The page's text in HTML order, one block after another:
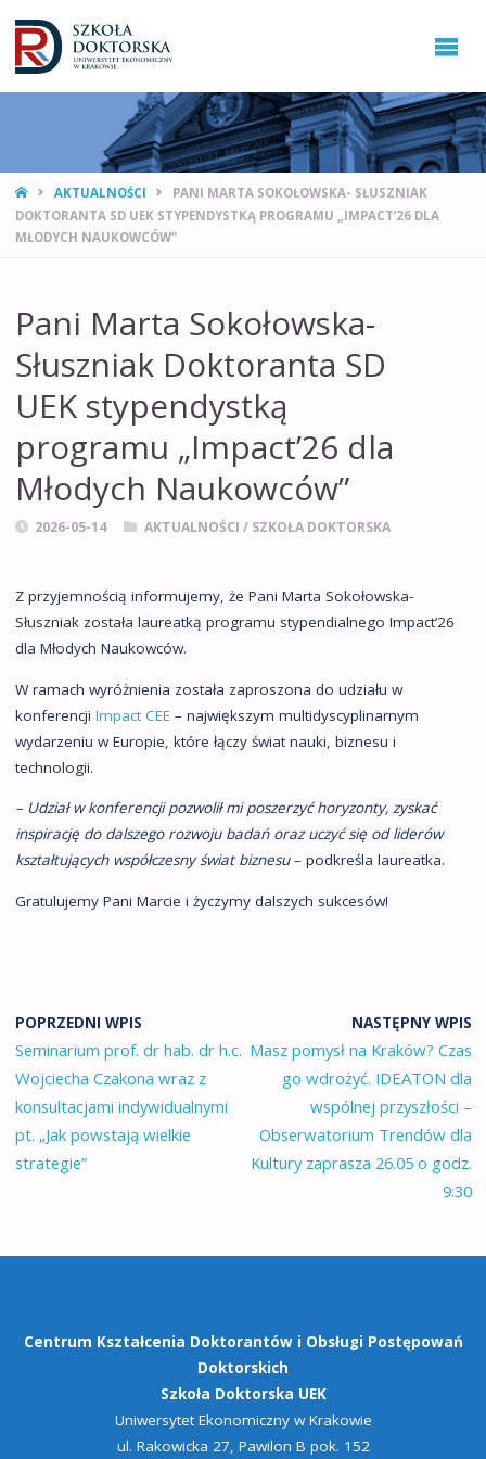
STRONA
GŁÓWNA
AKTUALNOŚCI
PANI MARTA SOKOŁOWSKA- SŁUSZNIAK
DOKTORANTA SD UEK STYPENDYSTKĄ PROGRAMU „IMPACT’26 DLA
MŁODYCH NAUKOWCÓW”
Pani Marta Sokołowska-
Słuszniak Doktoranta SD
UEK stypendystką
programu „Impact’26 dla
Młodych Naukowców”
2026-05-14 AKTUALNOŚCI / SZKOŁA DOKTORSKA
Z przyjemnością informujemy, że Pani Marta Sokołowska-
Słuszniak została laureatką programu stypendialnego Impact’26
dla Młodych Naukowców.
W ramach wyróżnienia została zaproszona do udziału w
konferencji Impact CEE– największym multidyscyplinarnym
wydarzeniu w Europie, które łączy świat nauki, biznesu i
technologii.
– Udział w konferencji pozwolił mi poszerzyć horyzonty, zyskać
inspirację do dalszego rozwoju badań oraz uczyć się od liderów
kształtujących współczesny świat biznesu– podkreśla laureatka.
Gratulujemy Pani Marcie i życzymy dalszych sukcesów!
POPRZEDNI WPIS
Seminarium prof. dr hab. dr h.c.
Wojciecha Czakona wraz z
konsultacjami indywidualnymi
pt. „Jak powstają wielkie
strategie”
NASTĘPNY WPIS
Masz pomysł na Kraków? Czas
go wdrożyć. IDEATON dla
wspólnej przyszłości –
Obserwatorium Trendów dla
Kultury zaprasza 26.05 o godz.
9:30
Centrum Kształcenia Doktorantów i Obsługi Postępowań
Doktorskich
Szkoła Doktorska UEK
Uniwersytet Ekonomiczny w Krakowie
ul. Rakowicka 27, Pawilon B pok. 152